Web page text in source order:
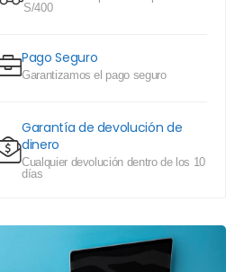
S/400
Pago Seguro
Garantizamos el pago seguro
Garantía de devolución de
dinero
Cualquier devolución dentro de los 10
días